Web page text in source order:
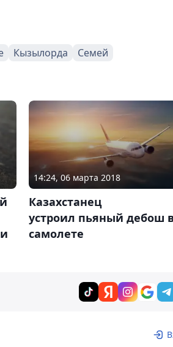
Кызылорда Семей
14:24, 06 марта 2018
Казахстанец
устроил пьяный дебош
самолете